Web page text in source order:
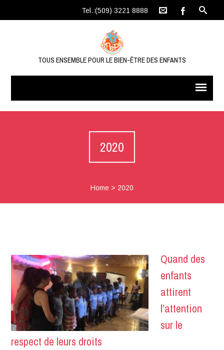
Tel.:(509) 3221 8888
TOUS ENSEMBLE POUR LE BIEN-ÊTRE DES ENFANTS
2020
Home> 2020
Quand des
enfants
attirent
l’attention
sur le
respect de leurs droits